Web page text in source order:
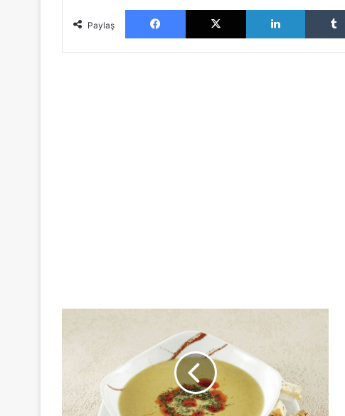
Paylaş
Facebook X LinkedIn